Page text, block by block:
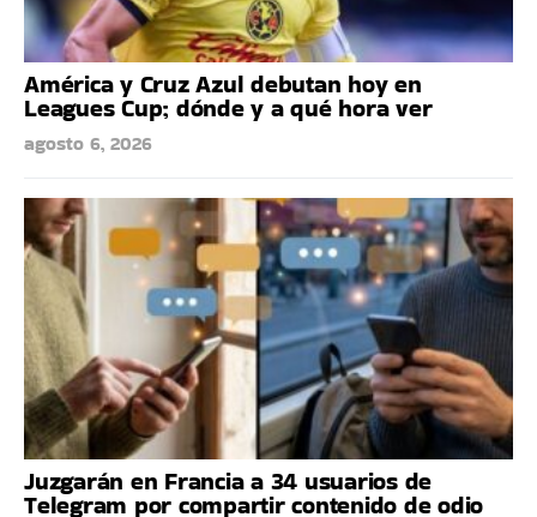
América y Cruz Azul debutan hoy en
Leagues Cup; dónde y a qué hora ver
agosto 6, 2026
Juzgarán en Francia a 34 usuarios de
Telegram por compartir contenido de odio